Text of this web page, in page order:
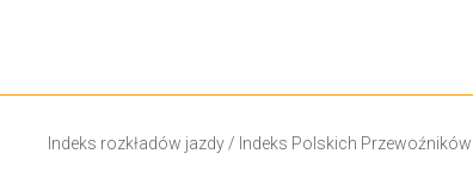
Indeks rozkładów jazdy/ Indeks Polskich Przewoźników